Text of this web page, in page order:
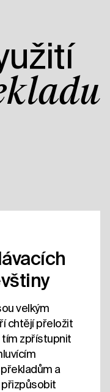
velkým
chtějí přeložit
tím zpřístupnit
a
přizpůsobit